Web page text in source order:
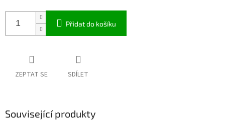
Přidat do košíku
ZEPTAT SE SDÍLET
Související produkty